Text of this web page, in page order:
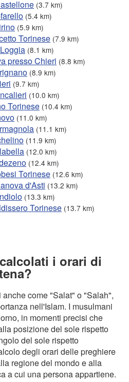
(3.7 km)
(5.4 km)
(5.9 km)
Torinese (7.9 km)
(8.1 km)
presso Chieri (8.8 km)
(8.9 km)
(9.7 km)
(10.0 km)
Torinese (10.4 km)
(11.0 km)
(11.1 km)
(11.9 km)
(12.0 km)
(12.4 km)
Torinese (12.6 km)
d'Asti (13.2 km)
(13.3 km)
Torinese (13.7 km)
i orari di
come "Salat" o "Salah",
nell'Islam. I musulmani
in momenti precisi che
posizione del sole rispetto
del sole rispetto
degli orari delle preghiere
regione del mondo e alla
a cui una persona appartiene.